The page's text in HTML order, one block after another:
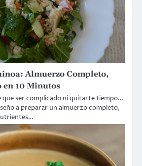
Almuerzo Completo,
en 10 Minutos
que ser complicado ni quitarte tiempo…
a preparar un almuerzo completo,